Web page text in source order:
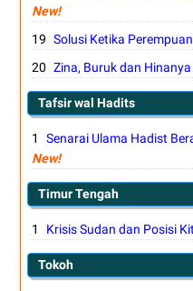
New!
Solusi Ketika
Zina, Buruk dan
Tafsir wal Hadits
Senarai Ulama Hadist
New!
Timur Tengah
Krisis Sudan dan Posisi
Tokoh